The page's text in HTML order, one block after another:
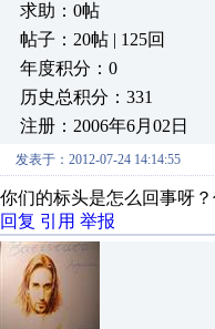
求助：0帖
帖子：20帖 | 125回
年度积分：0
历史总积分：331
注册：2006年6月02日
发表于：2012-07-24 14:14:55
你们的标头是怎么回事呀
回复 引用 举报